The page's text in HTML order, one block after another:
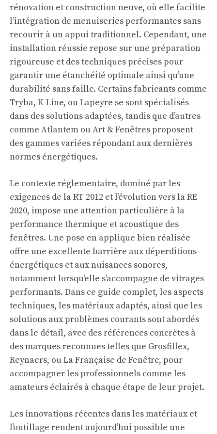
rénovation et construction neuve, où elle facilite
l’intégration de menuiseries performantes sans
recourir à un appui traditionnel. Cependant, une
installation réussie repose sur une préparation
rigoureuse et des techniques précises pour
garantir une étanchéité optimale ainsi qu’une
durabilité sans faille. Certains fabricants comme
Tryba, K-Line, ou Lapeyre se sont spécialisés
dans des solutions adaptées, tandis que d’autres
comme Atlantem ou Art & Fenêtres proposent
des gammes variées répondant aux dernières
normes énergétiques.
Le contexte réglementaire, dominé par les
exigences de la RT 2012 et l’évolution vers la RE
2020, impose une attention particulière à la
performance thermique et acoustique des
fenêtres. Une pose en applique bien réalisée
offre une excellente barrière aux déperditions
énergétiques et aux nuisances sonores,
notamment lorsqu’elle s’accompagne de vitrages
performants. Dans ce guide complet, les aspects
techniques, les matériaux adaptés, ainsi que les
solutions aux problèmes courants sont abordés
dans le détail, avec des références concrètes à
des marques reconnues telles que Grosfillex,
Reynaers, ou La Française de Fenêtre, pour
accompagner les professionnels comme les
amateurs éclairés à chaque étape de leur projet.
Les innovations récentes dans les matériaux et
l’outillage rendent aujourd’hui possible une